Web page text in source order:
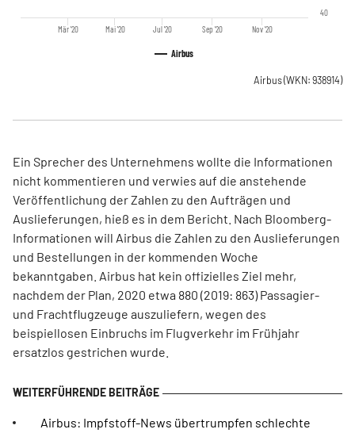
Airbus
Mär '20 Mai '20 Jul '20 Sep '20 Nov '20
40
Airbus(WKN: 938914)
Ein Sprecher des Unternehmens wollte die Informationen
nicht kommentieren und verwies auf die anstehende
Veröffentlichung der Zahlen zu den Aufträgen und
Auslieferungen, hieß es in dem Bericht. Nach Bloomberg-
Informationen will Airbus die Zahlen zu den Auslieferungen
und Bestellungen in der kommenden Woche
bekanntgaben. Airbus hat kein offizielles Ziel mehr,
nachdem der Plan, 2020 etwa 880 (2019: 863) Passagier-
und Frachtflugzeuge auszuliefern, wegen des
beispiellosen Einbruchs im Flugverkehr im Frühjahr
ersatzlos gestrichen wurde.
Airbus: Impfstoff-News übertrumpfen schlechte